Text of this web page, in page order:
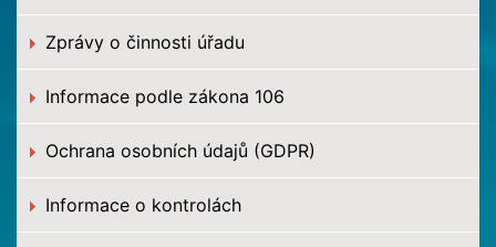
Zprávy o činnosti úřadu
Informace podle zákona 106
Ochrana osobních údajů (GDPR)
Informace o kontrolách